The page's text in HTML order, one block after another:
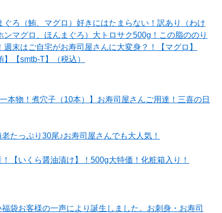
ぐろ（鮪、マグロ）好きにはたまらない！訳あり（わけ
ンマグロ、ほんまぐろ）大トロサク500g！この脂ののり
週末はご自宅がお寿司屋さんに大変身？！【マグロ】
】【smtb-T】（税込）
本物！煮穴子（10本）】お寿司屋さんご用達！三喜の日
たっぷり30尾♪お寿司屋さんでも大人気！
【いくら醤油漬け】！500g大特価！化粧箱入り！
袋お客様の一声により誕生しました。お刺身・お寿司